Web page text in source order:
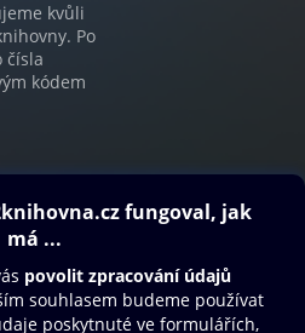
kvůli
Po
čísla
kódem